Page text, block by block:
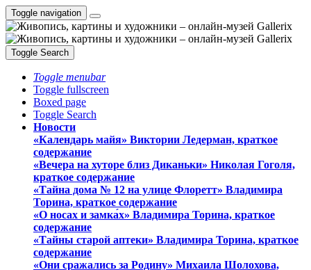
Toggle navigation
Toggle Search
Toggle menubar
Toggle fullscreen
Boxed page
Toggle Search
Новости
«Календарь майя» Виктории Ледерман, краткое
содержание
«Вечера на хуторе близ Диканьки» Николая Гоголя,
краткое содержание
«Тайна дома № 12 на улице Флоретт» Владимира
Торина, краткое содержание
«О носах и замка́х» Владимира Торина, краткое
содержание
«Тайны старой аптеки» Владимира Торина, краткое
содержание
«Они сражались за Родину» Михаила Шолохова,